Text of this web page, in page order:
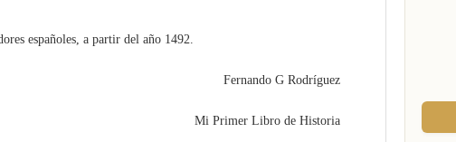
españoles, a partir del año 1492.
Fernando G Rodríguez
Mi Primer Libro de Historia